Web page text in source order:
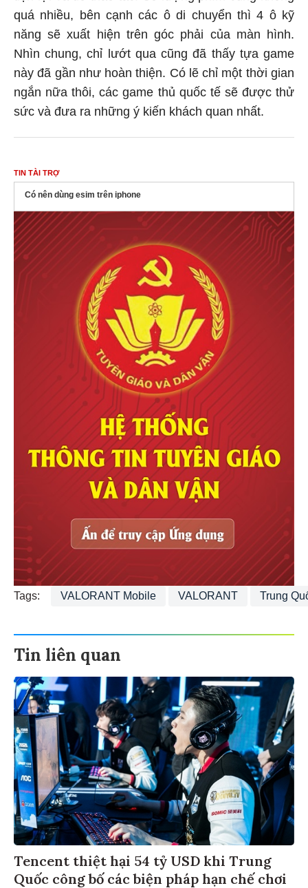
quá nhiều, bên cạnh các ô di chuyển thì 4 ô kỹ
năng sẽ xuất hiện trên góc phải của màn hình.
Nhìn chung, chỉ lướt qua cũng đã thấy tựa game
này đã gần như hoàn thiện. Có lẽ chỉ một thời gian
ngắn nữa thôi, các game thủ quốc tế sẽ được thử
sức và đưa ra những ý kiến khách quan nhất.
TIN TÀI TRỢ
Có nên dùng esim trên iphone​
Tags: VALORANT Mobile VALORANT Trung
Tin liên quan
Tencent thiệt hại 54 tỷ USD khi Trung
Quốc công bố các biện pháp hạn chế chơi